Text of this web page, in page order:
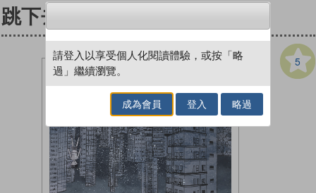
跳下去的一秒 (香港版)
5
請登入以享受個人化閱讀體驗，或按「略
過」繼續瀏覽。
成為會員 登入 略過